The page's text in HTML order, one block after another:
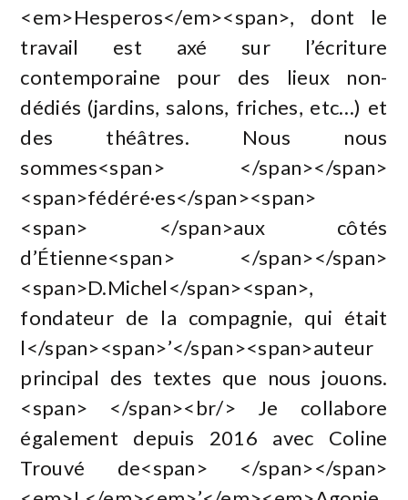
<em>Hesperos</em><span>, dont le
travail est axé sur l’écriture
contemporaine pour des lieux non-
dédiés (jardins, salons, friches, etc…) et
des théâtres. Nous nous
sommes<span> </span></span>
<span>fédéré·es</span><span>
<span> </span>aux côtés
d’Étienne<span> </span></span>
<span>D.Michel</span><span>,
fondateur de la compagnie, qui était
l</span><span>’</span><span>auteur
principal des textes que nous jouons.
<span> </span><br/> Je collabore
également depuis 2016 avec Coline
Trouvé de<span> </span></span>